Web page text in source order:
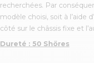
recherchées. Par
modèle choisi, soit à l’aide
côté sur le châssis fixe et
Dureté : 50 Shöres